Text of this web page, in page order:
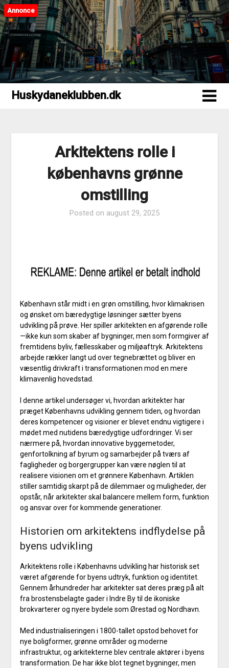
Huskydaneklubben.dk
Annonce
Huskydaneklubben.dk
Arkitektens rolle i
københavns grønne
omstilling
Posted on august 29, 2025
København står midt i en grøn omstilling, hvor klimakrisen
og ønsket om bæredygtige løsninger sætter byens
udvikling på prøve. Her spiller arkitekten en afgørende rolle
—ikke kun som skaber af bygninger, men som formgiver af
fremtidens byliv, fællesskaber og miljøaftryk. Arkitektens
arbejde rækker langt ud over tegnebrættet og bliver en
væsentlig drivkraft i transformationen mod en mere
klimavenlig hovedstad.
I denne artikel undersøger vi, hvordan arkitekter har
præget Københavns udvikling gennem tiden, og hvordan
deres kompetencer og visioner er blevet endnu vigtigere i
mødet med nutidens bæredygtige udfordringer. Vi ser
nærmere på, hvordan innovative byggemetoder,
genfortolkning af byrum og samarbejder på tværs af
fagligheder og borgergrupper kan være nøglen til at
realisere visionen om et grønnere København. Artiklen
stiller samtidig skarpt på de dilemmaer og muligheder, der
opstår, når arkitekter skal balancere mellem form, funktion
og ansvar over for kommende generationer.
Historien om arkitektens indflydelse på
byens udvikling
Arkitektens rolle i Københavns udvikling har historisk set
været afgørende for byens udtryk, funktion og identitet.
Gennem århundreder har arkitekter sat deres præg på alt
fra brostensbelagte gader i Indre By til de ikoniske
brokvarterer og nyere bydele som Ørestad og Nordhavn.
Med industrialiseringen i 1800-tallet opstod behovet for
nye boligformer, grønne områder og moderne
infrastruktur, og arkitekterne blev centrale aktører i byens
transformation. De har ikke blot tegnet bygninger, men